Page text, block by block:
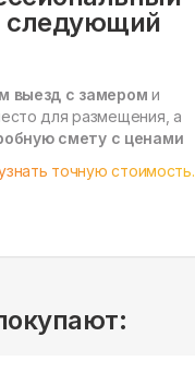
следующий
выезд с замером и
для размещения, а
смету с ценами
точную стоимость.